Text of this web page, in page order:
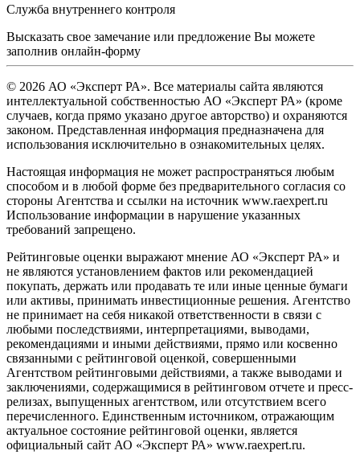
Служба внутреннего контроля
Высказать свое замечание или предложение Вы можете
заполнив онлайн-форму
© 2026 АО «Эксперт РА». Все материалы сайта являются
интеллектуальной собственностью АО «Эксперт РА» (кроме
случаев, когда прямо указано другое авторство) и охраняются
законом. Представленная информация предназначена для
использования исключительно в ознакомительных целях.
Настоящая информация не может распространяться любым
способом и в любой форме без предварительного согласия со
стороны Агентства и ссылки на источник www.raexpert.ru
Использование информации в нарушение указанных
требований запрещено.
Рейтинговые оценки выражают мнение АО «Эксперт РА» и
не являются установлением фактов или рекомендацией
покупать, держать или продавать те или иные ценные бумаги
или активы, принимать инвестиционные решения. Агентство
не принимает на себя никакой ответственности в связи с
любыми последствиями, интерпретациями, выводами,
рекомендациями и иными действиями, прямо или косвенно
связанными с рейтинговой оценкой, совершенными
Агентством рейтинговыми действиями, а также выводами и
заключениями, содержащимися в рейтинговом отчете и пресс-
релизах, выпущенных агентством, или отсутствием всего
перечисленного. Единственным источником, отражающим
актуальное состояние рейтинговой оценки, является
официальный сайт АО «Эксперт РА» www.raexpert.ru.